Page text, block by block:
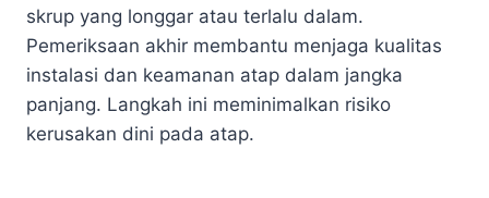
skrup yang longgar atau terlalu dalam.
Pemeriksaan akhir membantu menjaga kualitas
instalasi dan keamanan atap dalam jangka
panjang. Langkah ini meminimalkan risiko
kerusakan dini pada atap.